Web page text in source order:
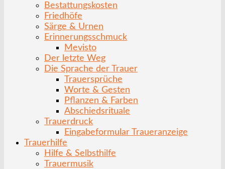
Bestattungskosten
Friedhöfe
Särge & Urnen
Erinnerungsschmuck
Mevisto
Der letzte Weg
Die Sprache der Trauer
Trauersprüche
Worte & Gesten
Pflanzen & Farben
Abschiedsrituale
Trauerdruck
Eingabeformular Traueranzeige
Trauerhilfe
Hilfe & Selbsthilfe
Trauermusik